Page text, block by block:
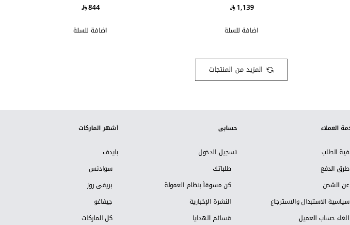
1,139
اضافة للسلة
844
اضافة للسلة
المزيد من المنتجات
العملاء
الطلب
طرق الدفع
عن الشحن
سياسية الاستبدال والاسترجاع
الغاء حساب العميل
حسابي
تسجيل الدخول
طلباتك
كن مسوقاً بنظام العمولة
النشرة الإخبارية
قسائم الهدايا
أشهر الماركات
بايدف
سوادنس
بريفي روز
جيفاغو
كل الماركات